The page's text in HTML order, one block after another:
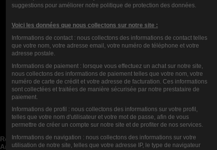
Donnez votre avis
Catégories de blog  
Rechercher dans le blog  
Archives du blog  
suggestions pour améliorer notre politique de protection des données.
Voici les données que nous collectons sur notre site :
Informations de contact : nous collectons des informations de contact telles
que votre nom, votre adresse email, votre numéro de téléphone et votre
adresse postale.
Informations de paiement : lorsque vous effectuez un achat sur notre site,
nous collectons des informations de paiement telles que votre nom, votre
numéro de carte de crédit et votre adresse de facturation. Ces informations
sont collectées et traitées de manière sécurisée par notre prestataire de
paiement.
Informations de profil : nous collectons des informations sur votre profil,
telles que votre nom d'utilisateur et votre mot de passe, afin de vous
permettre de créer un compte sur notre site et de profiter de nos services.
Informations de navigation : nous collectons des informations sur votre
utilisation de notre site, telles que votre adresse IP, le type de navigateur